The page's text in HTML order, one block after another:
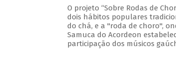
O projeto “Sobre Rodas de
dois hábitos populares
do chá, e a "roda de choro",
Samuca do Acordeon
participação dos músicos